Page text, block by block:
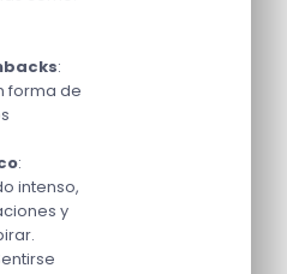
:
forma de
:
intenso,
y